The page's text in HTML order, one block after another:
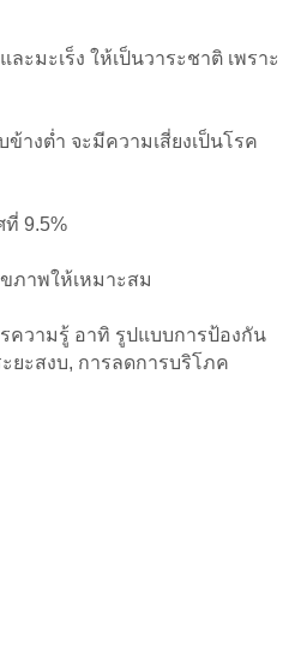
มะเร็ง ให้เป็นวาระชาติ เพราะ
างต่ำ จะมีความเสี่ยงเป็นโรค
9.5%
ภาพให้เหมาะสม
รความรู้ อาทิ รูปแบบการป้องกัน
ยะสงบ, การลดการบริโภค